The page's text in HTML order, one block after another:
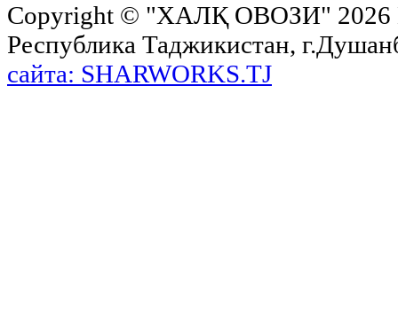
Copyright © "ХАЛҚ ОВОЗИ"
Республика Таджикистан,
сайта: SHARWORKS.TJ